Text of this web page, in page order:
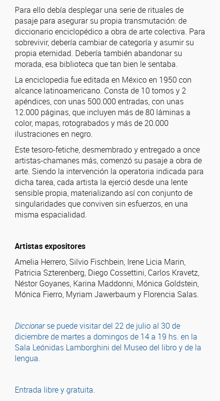
Para ello debía desplegar una serie de rituales de
pasaje para asegurar su propia transmutación: de
diccionario enciclopédico a obra de arte colectiva. Para
sobrevivir, debería cambiar de categoría y asumir su
propia eternidad. Debería también abandonar su
morada, esa biblioteca que tan bien le sentaba.
La enciclopedia fue editada en México en 1950 con
alcance latinoamericano. Consta de 10 tomos y 2
apéndices, con unas 500.000 entradas, con unas
12.000 páginas, que incluyen más de 80 láminas a
color, mapas, rotograbados y más de 20.000
ilustraciones en negro.
Este tesoro-fetiche, desmembrado y entregado a once
artistas-chamanes más, comenzó su pasaje a obra de
arte. Siendo la intervención la operatoria indicada para
dicha tarea, cada artista la ejerció desde una lente
sensible propia, materializando así con conjunto de
singularidades que conviven sin esfuerzos, en una
misma espacialidad.
Artistas expositores
Amelia Herrero, Silvio Fischbein, Irene Licia Marin,
Patricia Szterenberg, Diego Cossettini, Carlos Kravetz,
Néstor Goyanes, Karina Maddonni, Mónica Goldstein,
Mónica Fierro, Myriam Jawerbaum y Florencia Salas.
Diccionarse puede visitar del 22 de julio al 30 de
diciembre de martes a domingos de 14 a 19 hs. en la
Sala Leónidas Lamborghini del Museo del libro y de la
lengua.
Entrada libre y gratuita.